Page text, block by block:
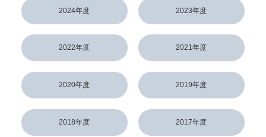
2024年度 2023年度
2022年度 2021年度
2020年度 2019年度
2018年度 2017年度